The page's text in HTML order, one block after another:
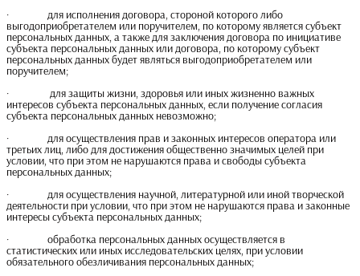
· для исполнения договора, стороной которого либо
выгодоприобретателем или поручителем, по которому является субъект
персональных данных, а также для заключения договора по инициативе
субъекта персональных данных или договора, по которому субъект
персональных данных будет являться выгодоприобретателем или
поручителем;
· для защиты жизни, здоровья или иных жизненно важных
интересов субъекта персональных данных, если получение согласия
субъекта персональных данных невозможно;
· для осуществления прав и законных интересов оператора или
третьих лиц, либо для достижения общественно значимых целей при
условии, что при этом не нарушаются права и свободы субъекта
персональных данных;
· для осуществления научной, литературной или иной творческой
деятельности при условии, что при этом не нарушаются права и законные
интересы субъекта персональных данных;
· обработка персональных данных осуществляется в
статистических или иных исследовательских целях, при условии
обязательного обезличивания персональных данных;